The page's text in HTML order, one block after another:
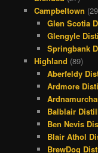
Campbeltown
Glen Scotia
Glengyle
Springbank
Highland (89)
Aberfeldy
Ardmore
Balblair
Ben Nevis
Blair Athol
BrewDog